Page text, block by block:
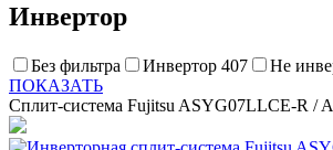
Инвертор
Без фильтра Инвертор 407 Не
ПОКАЗАТЬ
Сплит-система Fujitsu ASYG07LLCE-R /